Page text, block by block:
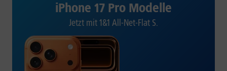
iPhone 17 Pro Modelle
Jetzt mit 1&1 All-Net-Flat S.